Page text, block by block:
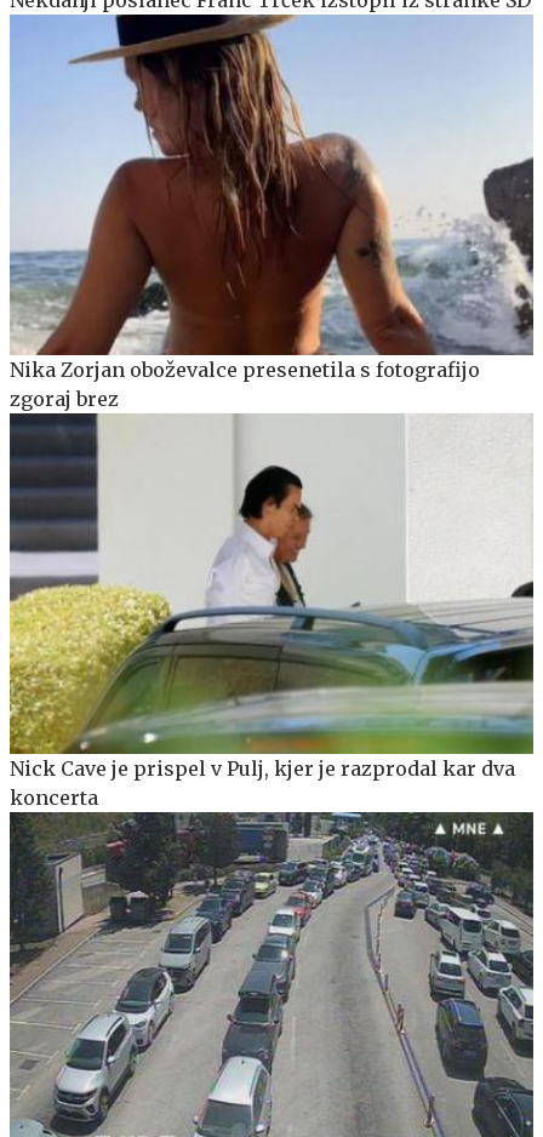
Nika Zorjan oboževalce presenetila s fotografijo
zgoraj brez
Nick Cave je prispel v Pulj, kjer je razprodal kar dva
koncerta